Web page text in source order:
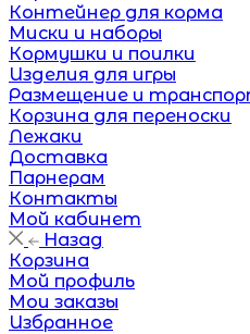
Контейнер для корма
Миски и наборы
Кормушки и поилки
Изделия для игры
Размещение и
Корзина для переноски
Лежаки
Доставка
Парнерам
Контакты
Мой кабинет
Назад
Корзина
Мой профиль
Мои заказы
Избранное